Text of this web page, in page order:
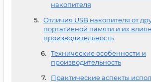
накопителя
Отличия USB накопителя от
портативной памяти и их
производительность
Технические особенности и
производительность
Практические аспекты